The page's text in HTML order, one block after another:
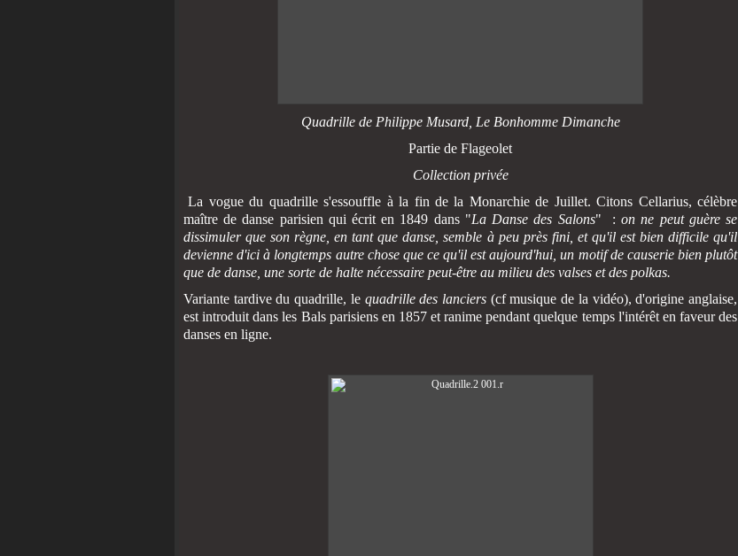
Quadrille de Philippe Musard, Le Bonhomme Dimanche
Partie de Flageolet
Collection privée
La vogue du quadrille s'essouffle à la fin de la Monarchie de Juillet. Citons Cellarius, célèbre
maître de danse parisien qui écrit en 1849 dans "La Danse des Salons" :on ne peut guère se
dissimuler que son règne, en tant que danse, semble à peu près fini, et qu'il est bien difficile qu'il
devienne d'ici à longtemps autre chose que ce qu'il est aujourd'hui, un motif de causerie bien plutôt
que de danse, une sorte de halte nécessaire peut-être au milieu des valses et des polkas.
Variante tardive du quadrille, le quadrille des lanciers (cf musique de la vidéo), d'origine anglaise,
est introduit dans les Bals parisiens en 1857 et ranime pendant quelque temps l'intérêt en faveur des
danses en ligne.